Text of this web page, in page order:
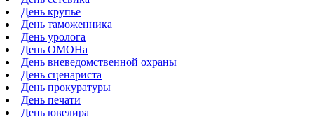
День крупье
День таможенника
День уролога
День ОМОНа
День вневедомственной охраны
День сценариста
День прокуратуры
День печати
День ювелира